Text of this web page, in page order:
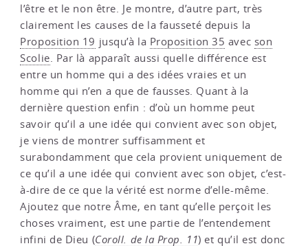
l’être et le non être. Je montre, d’autre part, très
clairement les causes de la fausseté depuis la
Proposition 19 jusqu’à la Proposition 35 avec son
Scolie. Par là apparaît aussi quelle différence est
entre un homme qui a des idées vraies et un
homme qui n’en a que de fausses. Quant à la
dernière question enfin : d’où un homme peut
savoir qu’il a une idée qui convient avec son objet,
je viens de montrer suffisamment et
surabondamment que cela provient uniquement de
ce qu’il a une idée qui convient avec son objet, c’est-
à-dire de ce que la vérité est norme d’elle-même.
Ajoutez que notre Âme, en tant qu’elle perçoit les
choses vraiment, est une partie de l’entendement
infini de Dieu (Coroll. de la Prop. 11) et qu’il est donc